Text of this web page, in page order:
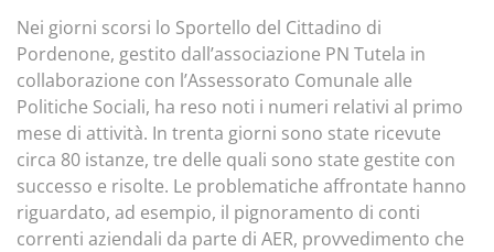
Nei giorni scorsi lo Sportello del Cittadino di
Pordenone, gestito dall’associazione PN Tutela in
collaborazione con l’Assessorato Comunale alle
Politiche Sociali, ha reso noti i numeri relativi al primo
mese di attività. In trenta giorni sono state ricevute
circa 80 istanze, tre delle quali sono state gestite con
successo e risolte. Le problematiche affrontate hanno
riguardato, ad esempio, il pignoramento di conti
correnti aziendali da parte di AER, provvedimento che